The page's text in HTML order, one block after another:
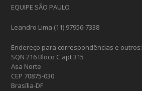
EQUIPE SÃO PAULO
Leandro Lima (11) 97956-7338
Endereço para correspondências e outros:
SQN 216 Bloco C apt 315
Asa Norte
CEP 70875-030
Brasília-DF